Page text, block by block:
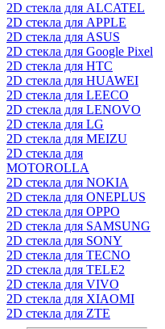
2D стекла для ALCATEL
2D стекла для APPLE
2D стекла для ASUS
2D стекла для Google Pixel
2D стекла для HTC
2D стекла для HUAWEI
2D стекла для LEECO
2D стекла для LENOVO
2D стекла для LG
2D стекла для MEIZU
2D стекла для
MOTOROLLA
2D стекла для NOKIA
2D стекла для ONEPLUS
2D стекла для OPPO
2D стекла для SAMSUNG
2D стекла для SONY
2D стекла для TECNO
2D стекла для TELE2
2D стекла для VIVO
2D стекла для XIAOMI
2D стекла для ZTE